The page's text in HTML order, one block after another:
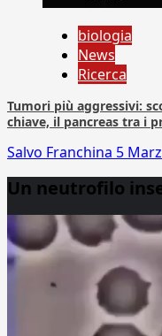
biologia
News
Ricerca
Tumori più aggressivi:
chiave, il pancreas tra i
Salvo Franchina 5
Un neutrofilo
Player